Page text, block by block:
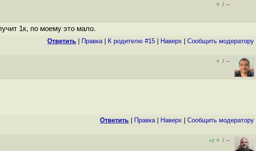
+ / –
1к, по моему это мало.
Ответить Правка| К родителю #15 Наверх Cообщить модератору
+ / –
Ответить Правка| Наверх Cообщить модератору
+2 + / –